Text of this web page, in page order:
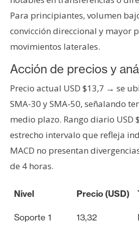
o
n
t
a
t
y
P
u
l
i
c
d
Para principiantes, volumen
convicción direccional y mayor
movimientos laterales.
Acción de precios y
Precio actual USD $13,7 → se
SMA-30 y SMA-50, señalando
medio plazo. Rango diario USD
estrecho intervalo que refleja
MACD no presentan
de 4 horas.
Nivel Precio (USD)
Soporte 1 13,32